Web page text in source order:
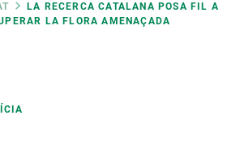
LA RECERCA CATALANA POSA FIL A
LA FLORA AMENAÇADA